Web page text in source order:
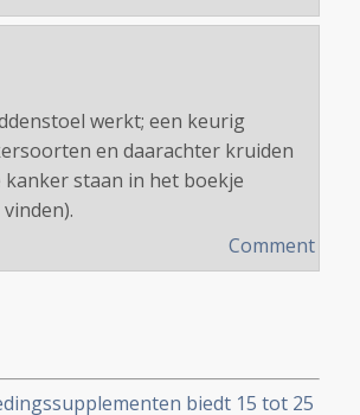
werkt; een keurig
en daarachter kruiden
staan in het boekje
Comment
biedt 15 tot 25